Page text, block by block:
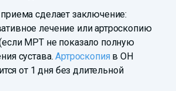
сделает заключение:
лечение или артроскопию
МРТ не показало полную
сустава.Артроскопия в ОН
от 1 дня без длительной